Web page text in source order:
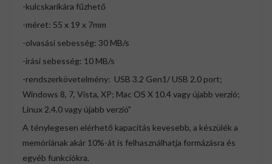
-kulcskarikára fűzhető
-méret: 55 x 19 x 7mm
-olvasási sebesség: 30 MB/s
-írási sebesség: 10 MB/s
-rendszerkövetelmény: USB 3.2 Gen1/ USB 2.0 port;
Windows 8, 7, Vista, XP; Mac OS X 10.4 vagy újabb verzió;
Linux 2.4.0 vagy újabb verzió"
A ténylegesen elérhető kapacitás kevesebb, a készülék a
memóriának akár 10%-át is felhasználhatja formázásra és
egyéb funkciókra.